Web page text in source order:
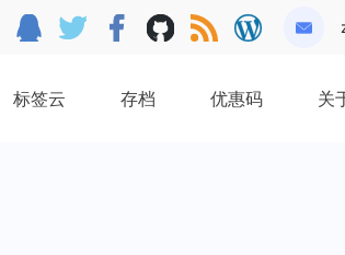
标签云 存档 优惠码 关